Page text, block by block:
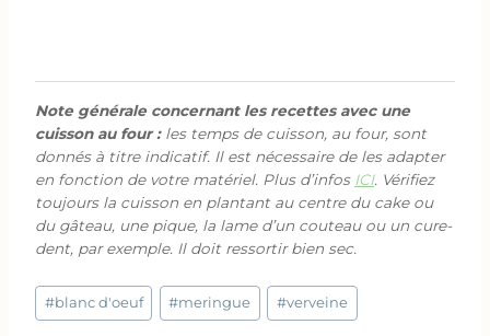
Note générale concernant les recettes avec une
cuisson au four :les temps de cuisson, au four, sont
donnés à titre indicatif. Il est nécessaire de les adapter
en fonction de votre matériel. Plus d’infos ICI. Vérifiez
toujours la cuisson en plantant au centre du cake ou
du gâteau, une pique, la lame d’un couteau ou un cure-
dent, par exemple. Il doit ressortir bien sec.
Étiquettes
de
#blanc d'oeuf #meringue #verveine